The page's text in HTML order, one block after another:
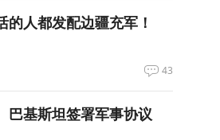
人都发配边疆充军！
43
巴基斯坦签署军事协议